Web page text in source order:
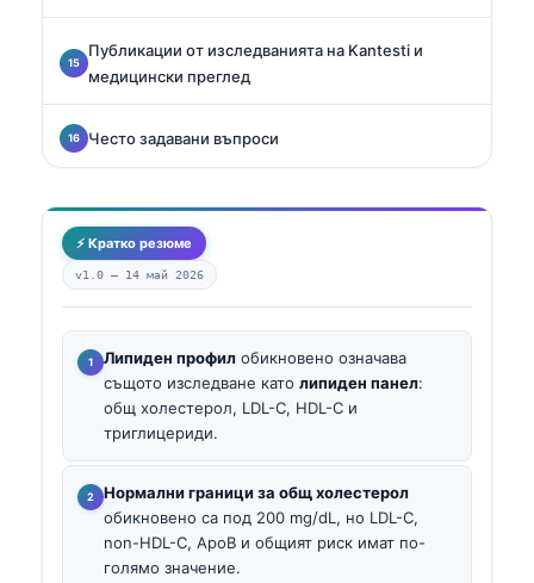
Публикации от изследванията на Kantesti и
медицински преглед
Често задавани въпроси
⚡ Кратко резюме
v1.0 — 14 май 2026
Липиден профил обикновено означава
същото изследване като липиден панел:
общ холестерол, LDL-C, HDL-C и
триглицериди.
Нормални граници за общ холестерол
обикновено са под 200 mg/dL, но LDL-C,
non-HDL-C, ApoB и общият риск имат по-
голямо значение.